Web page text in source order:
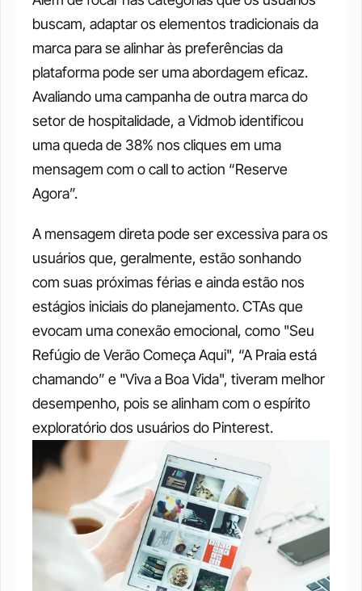
buscam, adaptar os elementos tradicionais da
marca para se alinhar às preferências da
plataforma pode ser uma abordagem eficaz.
Avaliando uma campanha de outra marca do
setor de hospitalidade, a Vidmob identificou
uma queda de 38% nos cliques em uma
mensagem com o call to action “Reserve
Agora”.
A mensagem direta pode ser excessiva para os
usuários que, geralmente, estão sonhando
com suas próximas férias e ainda estão nos
estágios iniciais do planejamento. CTAs que
evocam uma conexão emocional, como "Seu
Refúgio de Verão Começa Aqui", “A Praia está
chamando” e "Viva a Boa Vida", tiveram melhor
desempenho, pois se alinham com o espírito
exploratório dos usuários do Pinterest.